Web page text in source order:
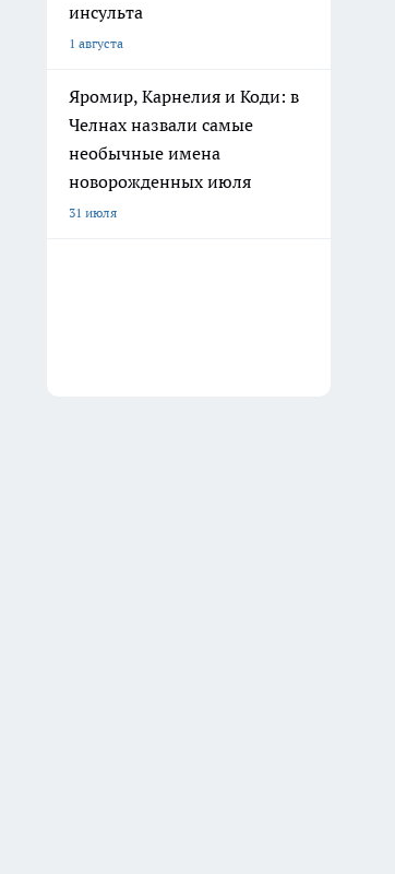
инсульта
1 августа
Яромир, Карнелия и Коди: в
Челнах назвали самые
необычные имена
новорожденных июля
31 июля